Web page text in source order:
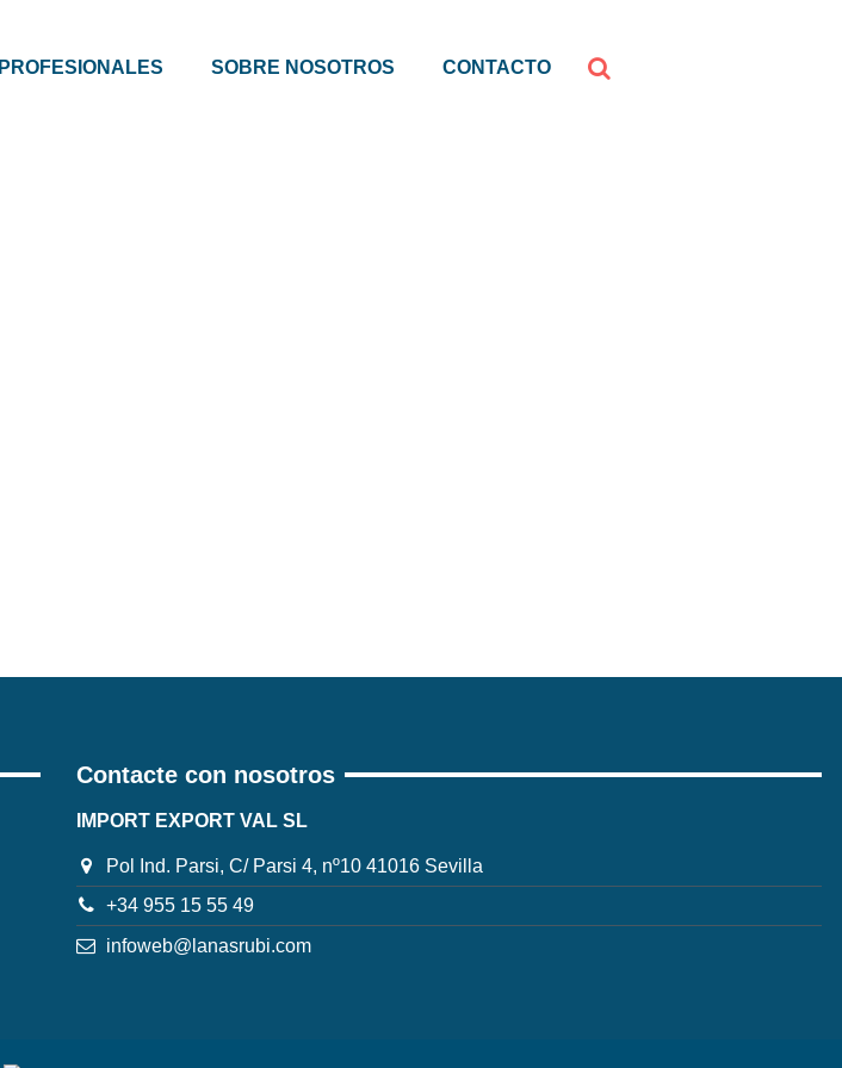
PROFESIONALES SOBRE NOSOTROS CONTACTO
Contacte con nosotros
IMPORT EXPORT VAL SL
Pol Ind. Parsi, C/ Parsi 4, nº10 41016 Sevilla
+34 955 15 55 49
infoweb@lanasrubi.com